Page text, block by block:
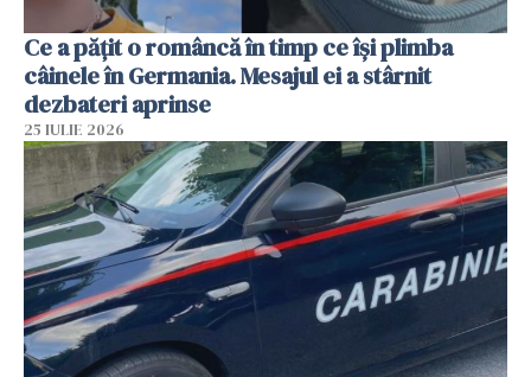
Ce a pățit o româncă în timp ce își plimba
câinele în Germania. Mesajul ei a stârnit
dezbateri aprinse
25 IULIE 2026